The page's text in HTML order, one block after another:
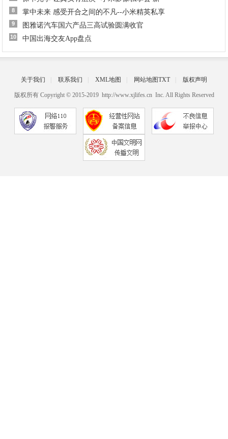
8 掌中未来 感受开合之间的不凡--小米精英私享
9 图雅诺汽车国六产品三高试验圆满收官
10 中国出海交友App盘点
关于我们 联系我们 XML地图 网站地图TXT 版权声明
版权所有 Copyright © 2015-2019 http://www.xjlifes.cn Inc. All Rights Reserved